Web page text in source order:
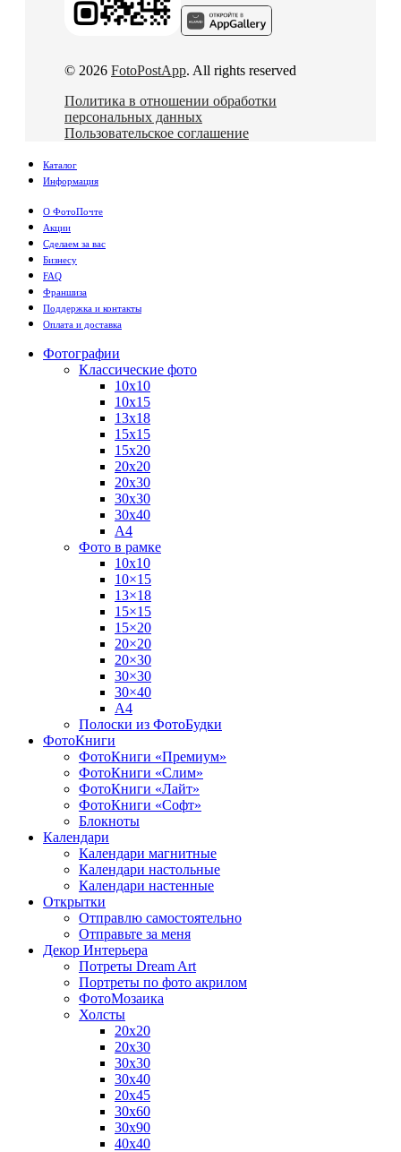
© 2026 FotoPostApp. All rights reserved
Политика в отношении обработки
персональных данных
Пользовательское соглашение
Каталог
Информация
О ФотоПочте
Акции
Сделаем за вас
Бизнесу
FAQ
Франшиза
Поддержка и контакты
Оплата и доставка
Фотографии
Классические фото
10х10
10х15
13х18
15х15
15х20
20х20
20х30
30х30
30х40
А4
Фото в рамке
10х10
10×15
13×18
15×15
15×20
20×20
20×30
30×30
30×40
A4
Полоски из ФотоБудки
ФотоКниги
ФотоКниги «Премиум»
ФотоКниги «Слим»
ФотоКниги «Лайт»
ФотоКниги «Софт»
Блокноты
Календари
Календари магнитные
Календари настольные
Календари настенные
Открытки
Отправлю самостоятельно
Отправьте за меня
Декор Интерьера
Потреты Dream Art
Портреты по фото акрилом
ФотоМозаика
Холсты
20х20
20х30
30х30
30х40
20х45
30х60
30х90
40х40